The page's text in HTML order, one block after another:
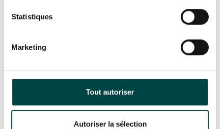
Statistiques
Marketing
Tout autoriser
Autoriser la sélection
manque d’occultation
modifications de dernière minute
que par réelle cohérence avec le projet
Au-delà de l’aspect esthétique, ces ajustements
peuvent rapidement impacter les délais, le budget